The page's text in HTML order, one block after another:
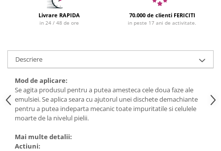
Livrare RAPIDA
in 24 / 48 de ore
70.000 de clienti FERICITI
in peste 17 ani de activitate.
Descriere
Mod de aplicare:
Se agita produsul pentru a putea amesteca cele doua faze ale
emulsiei. Se aplica seara cu ajutorul unei dischete demachiante
pentru a putea indeparta mecanic toate impuritatile si celulele
moarte de la nivelul pielii.
Mai multe detalii:
Actiuni: